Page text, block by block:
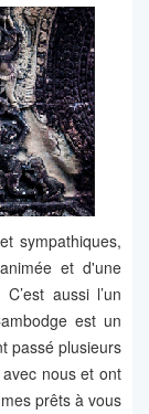
sympathiques,
et d'une
aussi l’un
est un
passé plusieurs
nous et ont
prêts à vous